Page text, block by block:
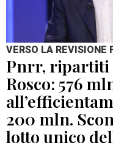
VERSO LA REVISIONE
Pnrr, ripartiti
Rosco: 576
200 mln.
lotto unico